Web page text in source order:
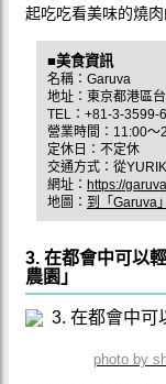
起吃吃看美味的燒
■美食資訊
名稱：Garuva
地址：東京都港區
TEL：+81-3-3599-
營業時間：11:00～
定休日：不定休
交通方式：從
網址： https://
地圖： 到「Garuva
3. 在都會中可以
農園」
photo by